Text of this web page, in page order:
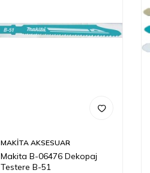
MAKİTA AKSESUAR
Makita B-06476 Dekopaj
Testere B-51